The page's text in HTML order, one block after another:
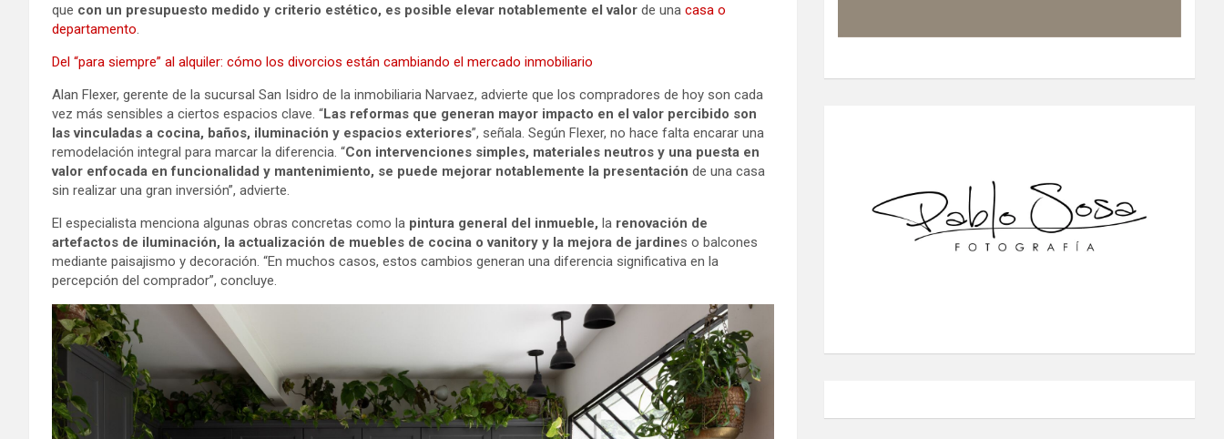
que con un presupuesto medido y criterio estético, es posible elevar notablemente el valor de una casa o
departamento.
Del “para siempre” al alquiler: cómo los divorcios están cambiando el mercado inmobiliario
Alan Flexer, gerente de la sucursal San Isidro de la inmobiliaria Narvaez, advierte que los compradores de hoy son cada
vez más sensibles a ciertos espacios clave. “Las reformas que generan mayor impacto en el valor percibido son
las vinculadas a cocina, baños, iluminación y espacios exteriores”, señala. Según Flexer, no hace falta encarar una
remodelación integral para marcar la diferencia. “Con intervenciones simples, materiales neutros y una puesta en
valor enfocada en funcionalidad y mantenimiento, se puede mejorar notablemente la presentación de una casa
sin realizar una gran inversión”, advierte.
El especialista menciona algunas obras concretas como la pintura general del inmueble, la renovación de
artefactos de iluminación, la actualización de muebles de cocina o vanitory y la mejora de jardines o balcones
mediante paisajismo y decoración. “En muchos casos, estos cambios generan una diferencia significativa en la
percepción del comprador”, concluye.